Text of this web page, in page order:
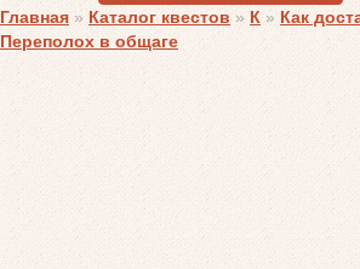
Главная » Каталог квестов » К » Как
Переполох в общаге